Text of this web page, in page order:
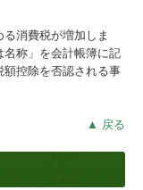
消費税が増加しま
称」を会計帳簿に記
控除を否認される事
▲ 戻る